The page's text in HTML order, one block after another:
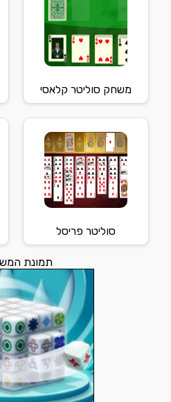
משחק סוליטר קלאסי
סוליטר פריסל
תמונת